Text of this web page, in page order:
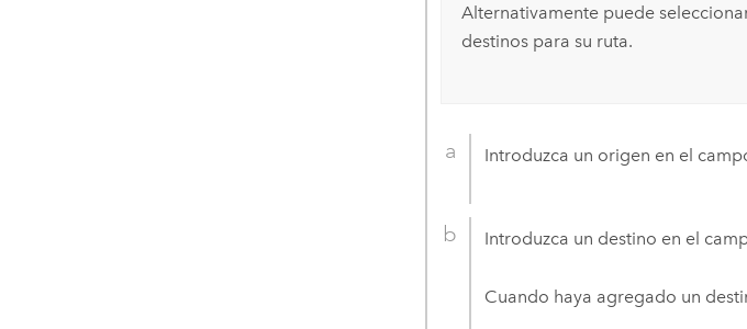
Alternativamente puede
destinos para su ruta.
Introduzca un origen en el
Introduzca un destino en el
Cuando haya agregado un